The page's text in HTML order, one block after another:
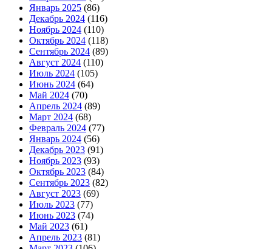
Январь 2025 (86)
Декабрь 2024 (116)
Ноябрь 2024 (110)
Октябрь 2024 (118)
Сентябрь 2024 (89)
Август 2024 (110)
Июль 2024 (105)
Июнь 2024 (64)
Май 2024 (70)
Апрель 2024 (89)
Март 2024 (68)
Февраль 2024 (77)
Январь 2024 (56)
Декабрь 2023 (91)
Ноябрь 2023 (93)
Октябрь 2023 (84)
Сентябрь 2023 (82)
Август 2023 (69)
Июль 2023 (77)
Июнь 2023 (74)
Май 2023 (61)
Апрель 2023 (81)